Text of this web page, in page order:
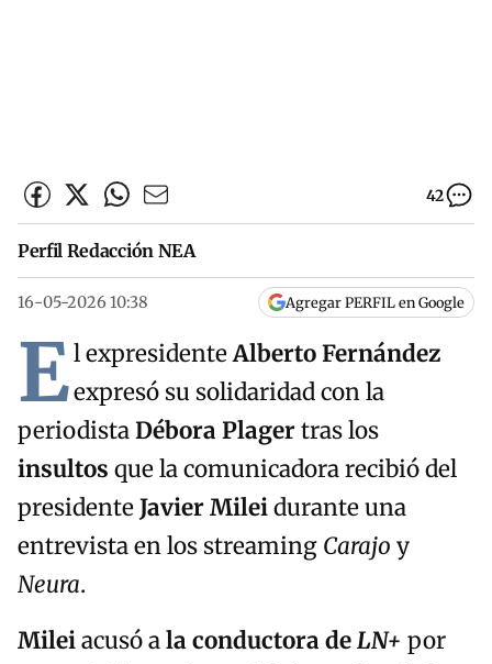
42
Perfil Redacción NEA
16-05-2026 10:38 Agregar PERFIL en Google
El expresidenteAlberto Fernández
expresó su solidaridad con la
periodistaDébora Plagertras los
insultos que la comunicadora recibió del
presidenteJavier Mileidurante una
entrevista en los streaming Carajo y
Neura.
Mileiacusó ala conductora deLN+ por